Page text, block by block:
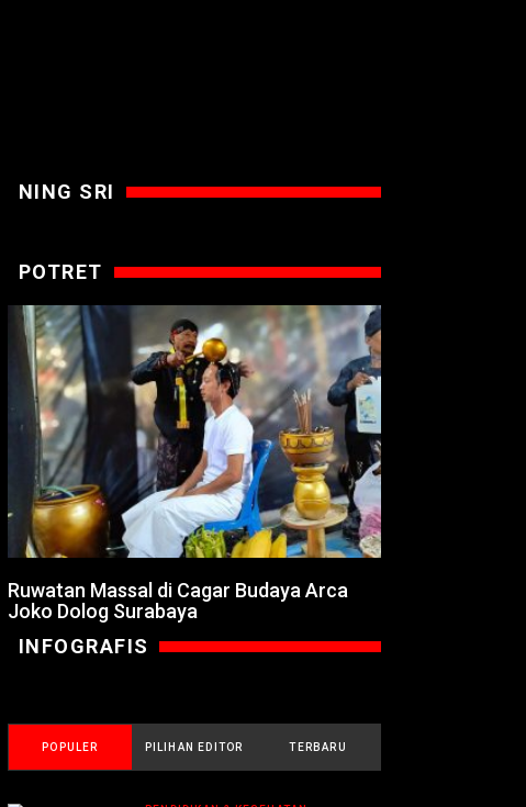
NING SRI
POTRET
Ruwatan Massal di Cagar Budaya Arca
Joko Dolog Surabaya
INFOGRAFIS
POPULER PILIHAN EDITOR TERBARU